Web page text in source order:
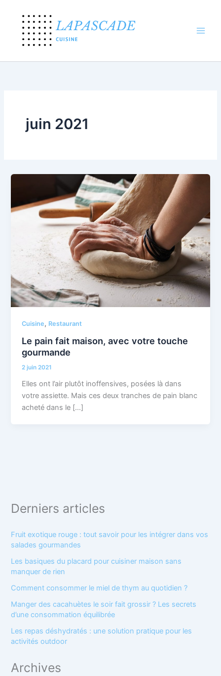
contenu
juin 2021
Cuisine, Restaurant
Le pain fait maison, avec votre touche
gourmande
2 juin 2021
Elles ont l’air plutôt inoffensives, posées là dans
votre assiette. Mais ces deux tranches de pain blanc
acheté dans le […]
Derniers articles
Fruit exotique rouge : tout savoir pour les intégrer dans vos
salades gourmandes
Les basiques du placard pour cuisiner maison sans
manquer de rien
Comment consommer le miel de thym au quotidien ?
Manger des cacahuètes le soir fait grossir ? Les secrets
d’une consommation équilibrée
Les repas déshydratés : une solution pratique pour les
activités outdoor
Archives